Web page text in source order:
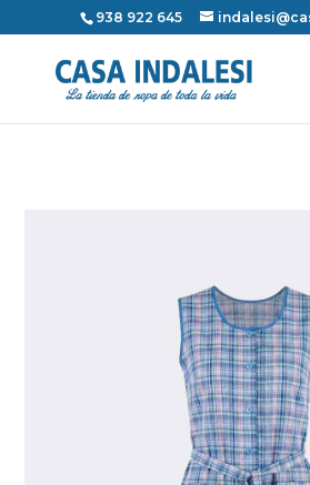
938 922 645